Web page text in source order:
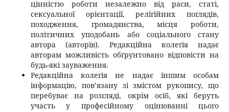
цінністю роботи незалежно від раси, статі,
сексуальної орієнтації, релігійних поглядів,
походження, громадянства, місця роботи,
політичних уподобань або соціального стану
автора (авторів). Редакційна колегія надає
авторам можливість обґрунтовано відповісти на
будь-які зауваження.
Редакційна колегія не надає іншим особам
інформацію, пов’язану зі змістом рукопису, що
перебуває на розгляді, окрім осіб, які беруть
участь у професійному оцінюванні цього